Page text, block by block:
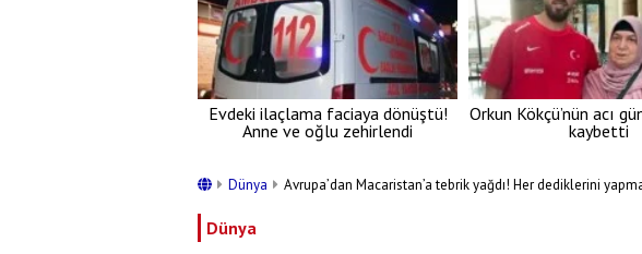
Evdeki ilaçlama faciaya dönüştü!
Anne ve oğlu zehirlendi
Orkun Kökçü’nün acı
kaybetti
Dünya Avrupa’dan Macaristan’a tebrik yağdı! Her dediklerini
Dünya